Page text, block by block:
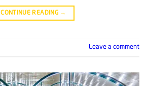
CONTINUE READING →
Leave a comment